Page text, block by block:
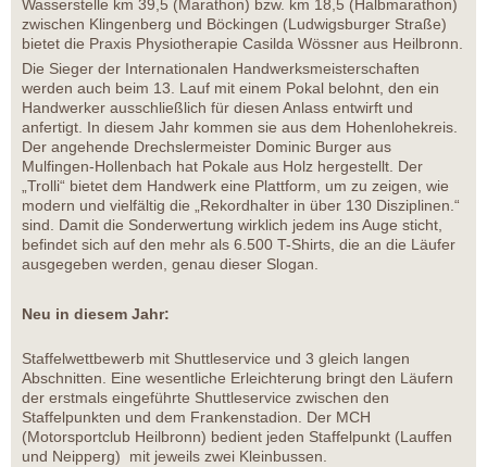
Wasserstelle km 39,5 (Marathon) bzw. km 18,5 (Halbmarathon)
zwischen Klingenberg und Böckingen (Ludwigsburger Straße)
bietet die Praxis Physiotherapie Casilda Wössner aus Heilbronn.
Die Sieger der Internationalen Handwerksmeisterschaften
werden auch beim 13. Lauf mit einem Pokal belohnt, den ein
Handwerker ausschließlich für diesen Anlass entwirft und
anfertigt. In diesem Jahr kommen sie aus dem Hohenlohekreis.
Der angehende Drechslermeister Dominic Burger aus
Mulfingen-Hollenbach hat Pokale aus Holz hergestellt. Der
„Trolli“ bietet dem Handwerk eine Plattform, um zu zeigen, wie
modern und vielfältig die „Rekordhalter in über 130 Disziplinen.“
sind. Damit die Sonderwertung wirklich jedem ins Auge sticht,
befindet sich auf den mehr als 6.500 T-Shirts, die an die Läufer
ausgegeben werden, genau dieser Slogan.
Neu in diesem Jahr:
Staffelwettbewerb mit Shuttleservice und 3 gleich langen
Abschnitten. Eine wesentliche Erleichterung bringt den Läufern
der erstmals eingeführte Shuttleservice zwischen den
Staffelpunkten und dem Frankenstadion. Der MCH
(Motorsportclub Heilbronn) bedient jeden Staffelpunkt (Lauffen
und Neipperg) mit jeweils zwei Kleinbussen.